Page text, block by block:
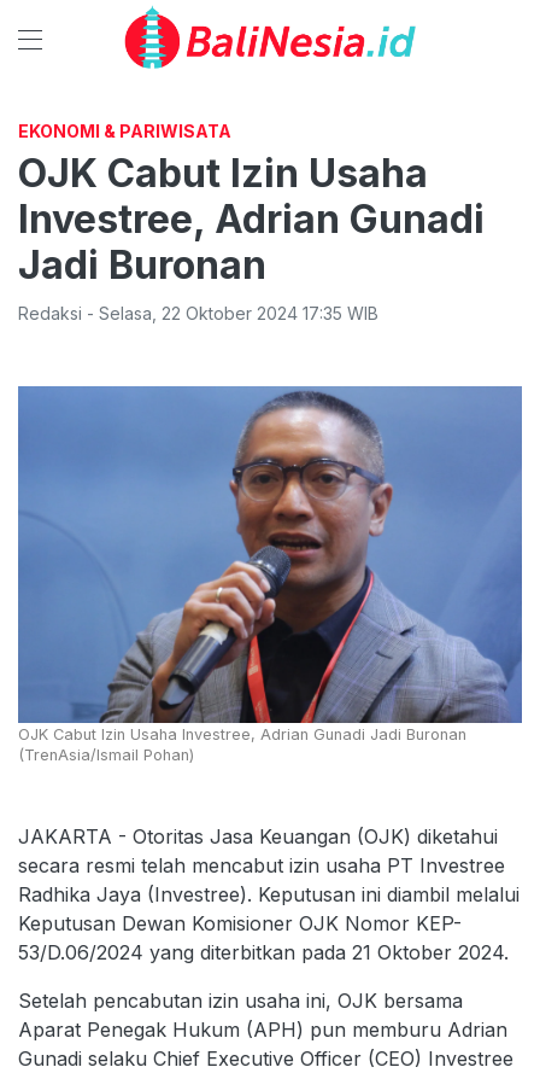
EKONOMI & PARIWISATA
OJK Cabut Izin Usaha
Investree, Adrian Gunadi
Jadi Buronan
Redaksi - Selasa 22 Oktober 2024 17:35 WIB
OJK Cabut Izin Usaha Investree, Adrian Gunadi Jadi Buronan
(TrenAsia/Ismail Pohan)
JAKARTA - Otoritas Jasa Keuangan (OJK) diketahui
secara resmi telah mencabut izin usaha PT Investree
Radhika Jaya (Investree). Keputusan ini diambil melalui
Keputusan Dewan Komisioner OJK Nomor KEP-
53/D.06/2024 yang diterbitkan pada 21 Oktober 2024.
Setelah pencabutan izin usaha ini, OJK bersama
Aparat Penegak Hukum (APH) pun memburu Adrian
Gunadi selaku Chief Executive Officer (CEO) Investree